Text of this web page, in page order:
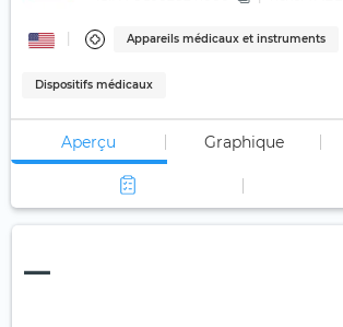
Appareils médicaux et instruments
Dispositifs médicaux
Aperçu Graphique
—